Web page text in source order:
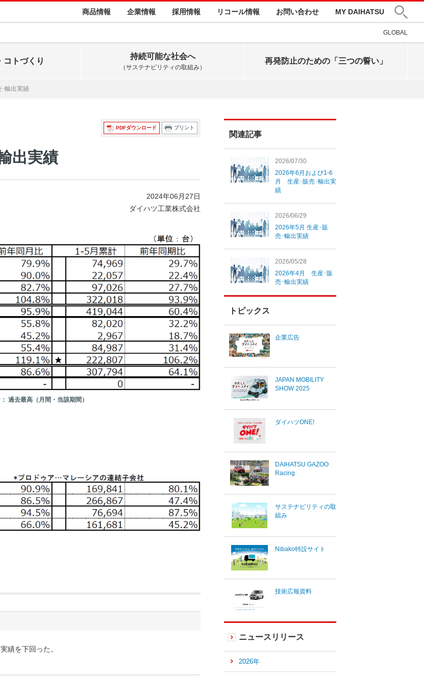
商品情報 企業情報 採用情報 リコール情報 お問い合わせ MY DAIHATSU
GLOBAL
コトづくり
持続可能な社会へ
（サステナビリティの取組み）
再発防止のための「三つの誓い」
輸出実績
PDFダウンロード プリント
出実績
2024年06月27日
ダイハツ工業株式会社
去最高（月間・当該期間）
績を下回った。
関連記事
2026/07/30
2026年6月および1-6
月 生産･販売･輸出実
績
2026/06/29
2026年5月 生産･販
売･輸出実績
2026/05/28
2026年4月 生産･販
売･輸出実績
トピックス
企業広告
JAPAN MOBILITY
SHOW 2025
ダイハツONE!
DAIHATSU GAZOO
Racing
サステナビリティの取
組み
Nibako特設サイト
技術広報資料
ニュースリリース
2026年